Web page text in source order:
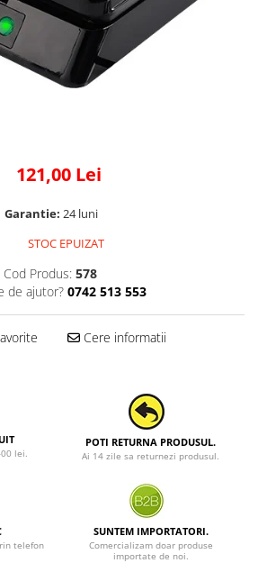
121,00 Lei
Garantie: 24 luni
STOC EPUIZAT
Cod Produs: 578
de ajutor? 0742 513 553
Cere informatii
lei.
POTI RETURNA PRODUSUL.
Ai 14 zile sa returnezi produsul.
telefon
SUNTEM IMPORTATORI.
Comercializam doar produse
importate de noi.